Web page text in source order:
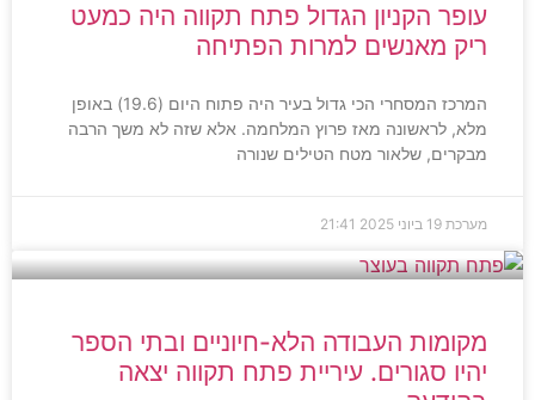
עופר הקניון הגדול פתח תקווה היה כמעט
ריק מאנשים למרות הפתיחה
המרכז המסחרי הכי גדול בעיר היה פתוח היום (19.6) באופן
מלא, לראשונה מאז פרוץ המלחמה. אלא שזה לא משך הרבה
מבקרים, שלאור מטח הטילים שנורה
מערכת 19 ביוני 2025 21:41
מקומות העבודה הלא-חיוניים ובתי הספר
יהיו סגורים. עיריית פתח תקווה יצאה